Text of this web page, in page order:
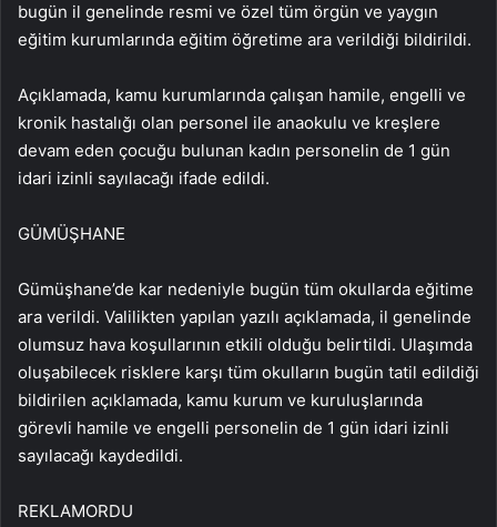
bugün il genelinde resmi ve özel tüm örgün ve yaygın
eğitim kurumlarında eğitim öğretime ara verildiği bildirildi.
Açıklamada, kamu kurumlarında çalışan hamile, engelli ve
kronik hastalığı olan personel ile anaokulu ve kreşlere
devam eden çocuğu bulunan kadın personelin de 1 gün
idari izinli sayılacağı ifade edildi.
GÜMÜŞHANE
Gümüşhane’de kar nedeniyle bugün tüm okullarda eğitime
ara verildi. Valilikten yapılan yazılı açıklamada, il genelinde
olumsuz hava koşullarının etkili olduğu belirtildi. Ulaşımda
oluşabilecek risklere karşı tüm okulların bugün tatil edildiği
bildirilen açıklamada, kamu kurum ve kuruluşlarında
görevli hamile ve engelli personelin de 1 gün idari izinli
sayılacağı kaydedildi.
REKLAMORDU